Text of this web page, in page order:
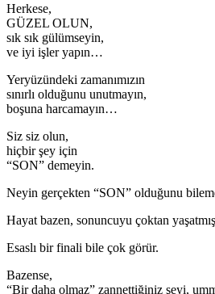
Herkese,
GÜZEL OLUN,
sık sık gülümseyin,
ve iyi işler yapın…
Yeryüzündeki zamanımızın
sınırlı olduğunu unutmayın,
boşuna harcamayın…
Siz siz olun,
hiçbir şey için
“SON” demeyin.
Neyin gerçekten “SON” olduğunu
Hayat bazen, sonuncuyu çoktan
Esaslı bir finali bile çok görür.
Bazense,
“Bir daha olmaz” zannettiğiniz şeyi,